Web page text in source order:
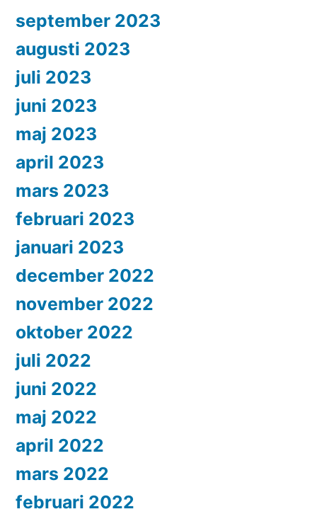
september 2023
augusti 2023
juli 2023
juni 2023
maj 2023
april 2023
mars 2023
februari 2023
januari 2023
december 2022
november 2022
oktober 2022
juli 2022
juni 2022
maj 2022
april 2022
mars 2022
februari 2022